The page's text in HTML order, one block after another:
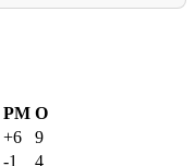
РМ О
+6
9
-1
4